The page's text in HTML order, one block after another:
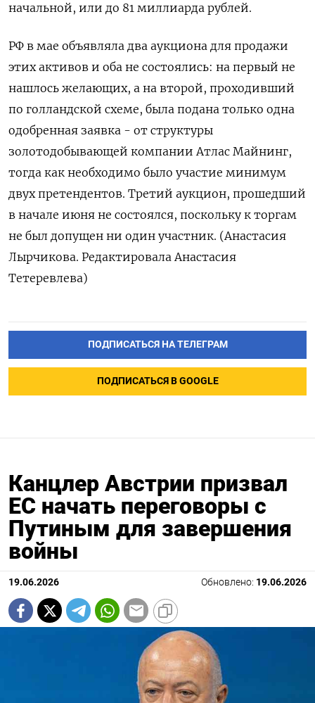
начальной, или до 81 миллиарда рублей.
РФ в мае объявляла два аукциона для продажи
этих активов и оба не состоялись: на первый не
нашлось ​желающих, а на ⁠второй, проходивший
по голландской схеме, была подана только одна
одобренная заявка - от структуры
золотодобывающей ‌компании Атлас Майнинг,
тогда как необходимо было участие минимум
‌двух претендентов. Третий аукцион, прошедший
в начале июня не состоялся, поскольку ​к торгам
не был допущен ни один ‌участник. (Анастасия
Лырчикова. Редактировала Анастасия
Тетеревлева)
ПОДПИСАТЬСЯ НА ТЕЛЕГРАМ
ПОДПИСАТЬСЯ В GOOGLE
Канцлер Австрии призвал
ЕС начать переговоры с
Путиным для завершения
войны
19.06.2026 Обновлено: 19.06.2026